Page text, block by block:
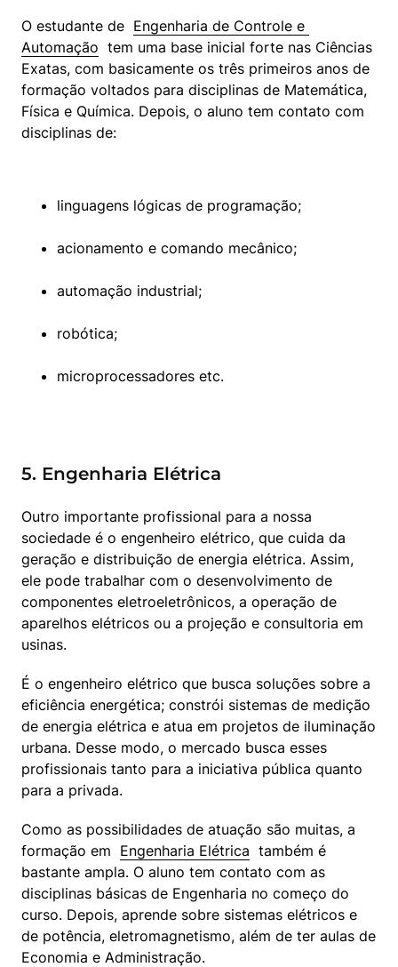
O estudante de Engenharia de Controle e
Automação
  tem uma base inicial forte nas Ciências
Exatas, com basicamente os três primeiros anos de
formação voltados para disciplinas de Matemática,
Física e Química. Depois, o aluno tem contato com
disciplinas de:
linguagens lógicas de programação;
acionamento e comando mecânico;
automação industrial;
robótica;
microprocessadores etc.
5. Engenharia Elétrica
Outro importante profissional para a nossa
sociedade é o engenheiro elétrico, que cuida da
geração e distribuição de energia elétrica. Assim,
ele pode trabalhar com o desenvolvimento de
componentes eletroeletrônicos, a operação de
aparelhos elétricos ou a projeção e consultoria em
usinas.
É o engenheiro elétrico que busca soluções sobre a
eficiência energética; constrói sistemas de medição
de energia elétrica e atua em projetos de iluminação
urbana. Desse modo, o mercado busca esses
profissionais tanto para a iniciativa pública quanto
para a privada.
Como as possibilidades de atuação são muitas, a
formação em Engenharia Elétrica
  também é
bastante ampla. O aluno tem contato com as
disciplinas básicas de Engenharia no começo do
curso. Depois, aprende sobre sistemas elétricos e
de potência, eletromagnetismo, além de ter aulas de
Economia e Administração.